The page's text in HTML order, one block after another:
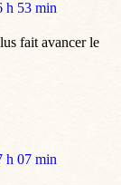
h 53 min
fait avancer le
h 07 min